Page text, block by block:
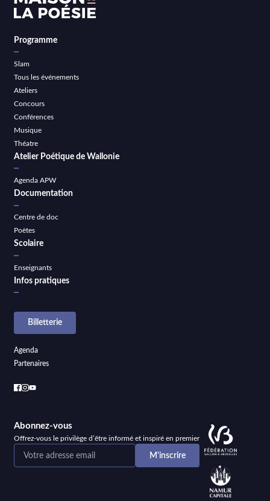
Programme
Slam
Tous les événements
Ateliers
Concours
Conférences
Musique
Théatre
Atelier Poétique de Wallonie
Agenda APW
Documentation
Centre de doc
Poètes
Scolaire
Enseignants
Infos pratiques
Billetterie
Agenda
Partenaires
Abonnez-vous
Offrez-vous le privilège d’être informé et inspiré en premier